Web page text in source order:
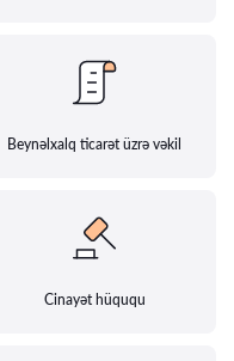
Beynəlxalq ticarət üzrə vəkil
Cinayət hüququ